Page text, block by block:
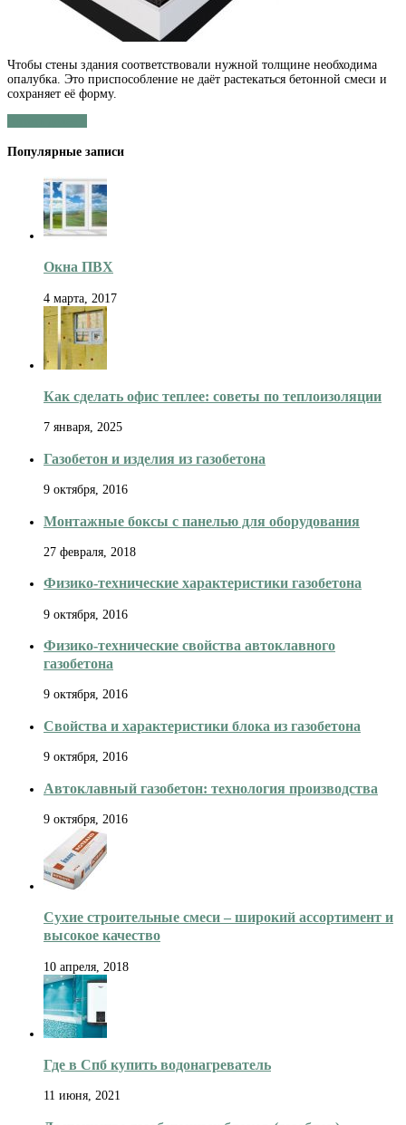
Чтобы стены здания соответствовали нужной толщине необходима
опалубка. Это приспособление не даёт растекаться бетонной смеси и
сохраняет её форму.
Популярные записи
Окна ПВХ
4 марта, 2017
Как сделать офис теплее: советы по теплоизоляции
7 января, 2025
Газобетон и изделия из газобетона
9 октября, 2016
Монтажные боксы с панелью для оборудования
27 февраля, 2018
Физико-технические характеристики газобетона
9 октября, 2016
Физико-технические свойства автоклавного
газобетона
9 октября, 2016
Свойства и характеристики блока из газобетона
9 октября, 2016
Автоклавный газобетон: технология производства
9 октября, 2016
Сухие строительные смеси – широкий ассортимент и
высокое качество
10 апреля, 2018
Где в Спб купить водонагреватель
11 июня, 2021